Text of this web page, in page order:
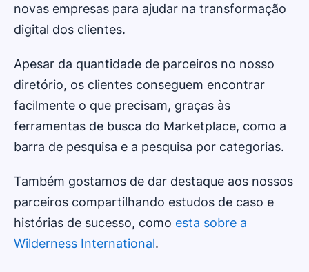
novas empresas para ajudar na transformação
digital dos clientes.
Apesar da quantidade de parceiros no nosso
diretório, os clientes conseguem encontrar
facilmente o que precisam, graças às
ferramentas de busca do Marketplace, como a
barra de pesquisa e a pesquisa por categorias.
Também gostamos de dar destaque aos nossos
parceiros compartilhando estudos de caso e
histórias de sucesso, como esta sobre a
Wilderness International.